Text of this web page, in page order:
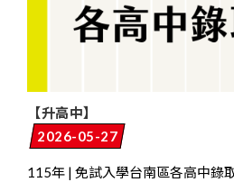
【升高中】
2026-05-27
115年 | 免試入學台南區各高中錄